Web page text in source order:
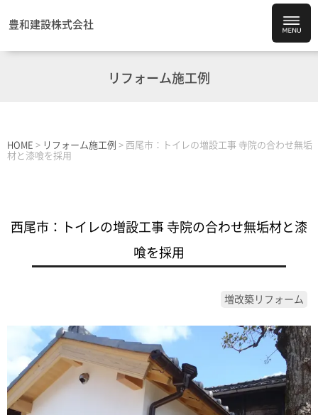
豊和建設株式会社
リフォーム施工例
HOME > リフォーム施工例 > 西尾市：トイレの増設工事 寺院の合わせ無垢
材と漆喰を採用
西尾市：トイレの増設工事 寺院の合わせ無垢材と漆
喰を採用
増改築リフォーム